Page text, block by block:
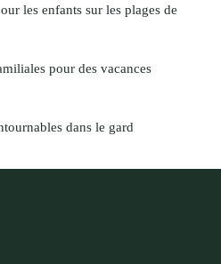
les enfants sur les plages de
pour des vacances
dans le gard